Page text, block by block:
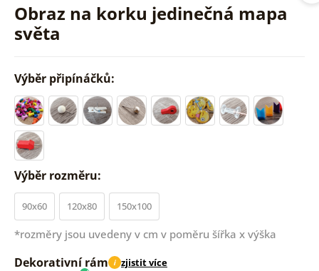
Obraz na korku jedinečná mapa
světa
Výběr připínáčků:
Výběr rozměru:
90x60 120x80 150x100
*rozměry jsou uvedeny v cm v poměru šířka x výška
Dekorativní rám i zjistit více